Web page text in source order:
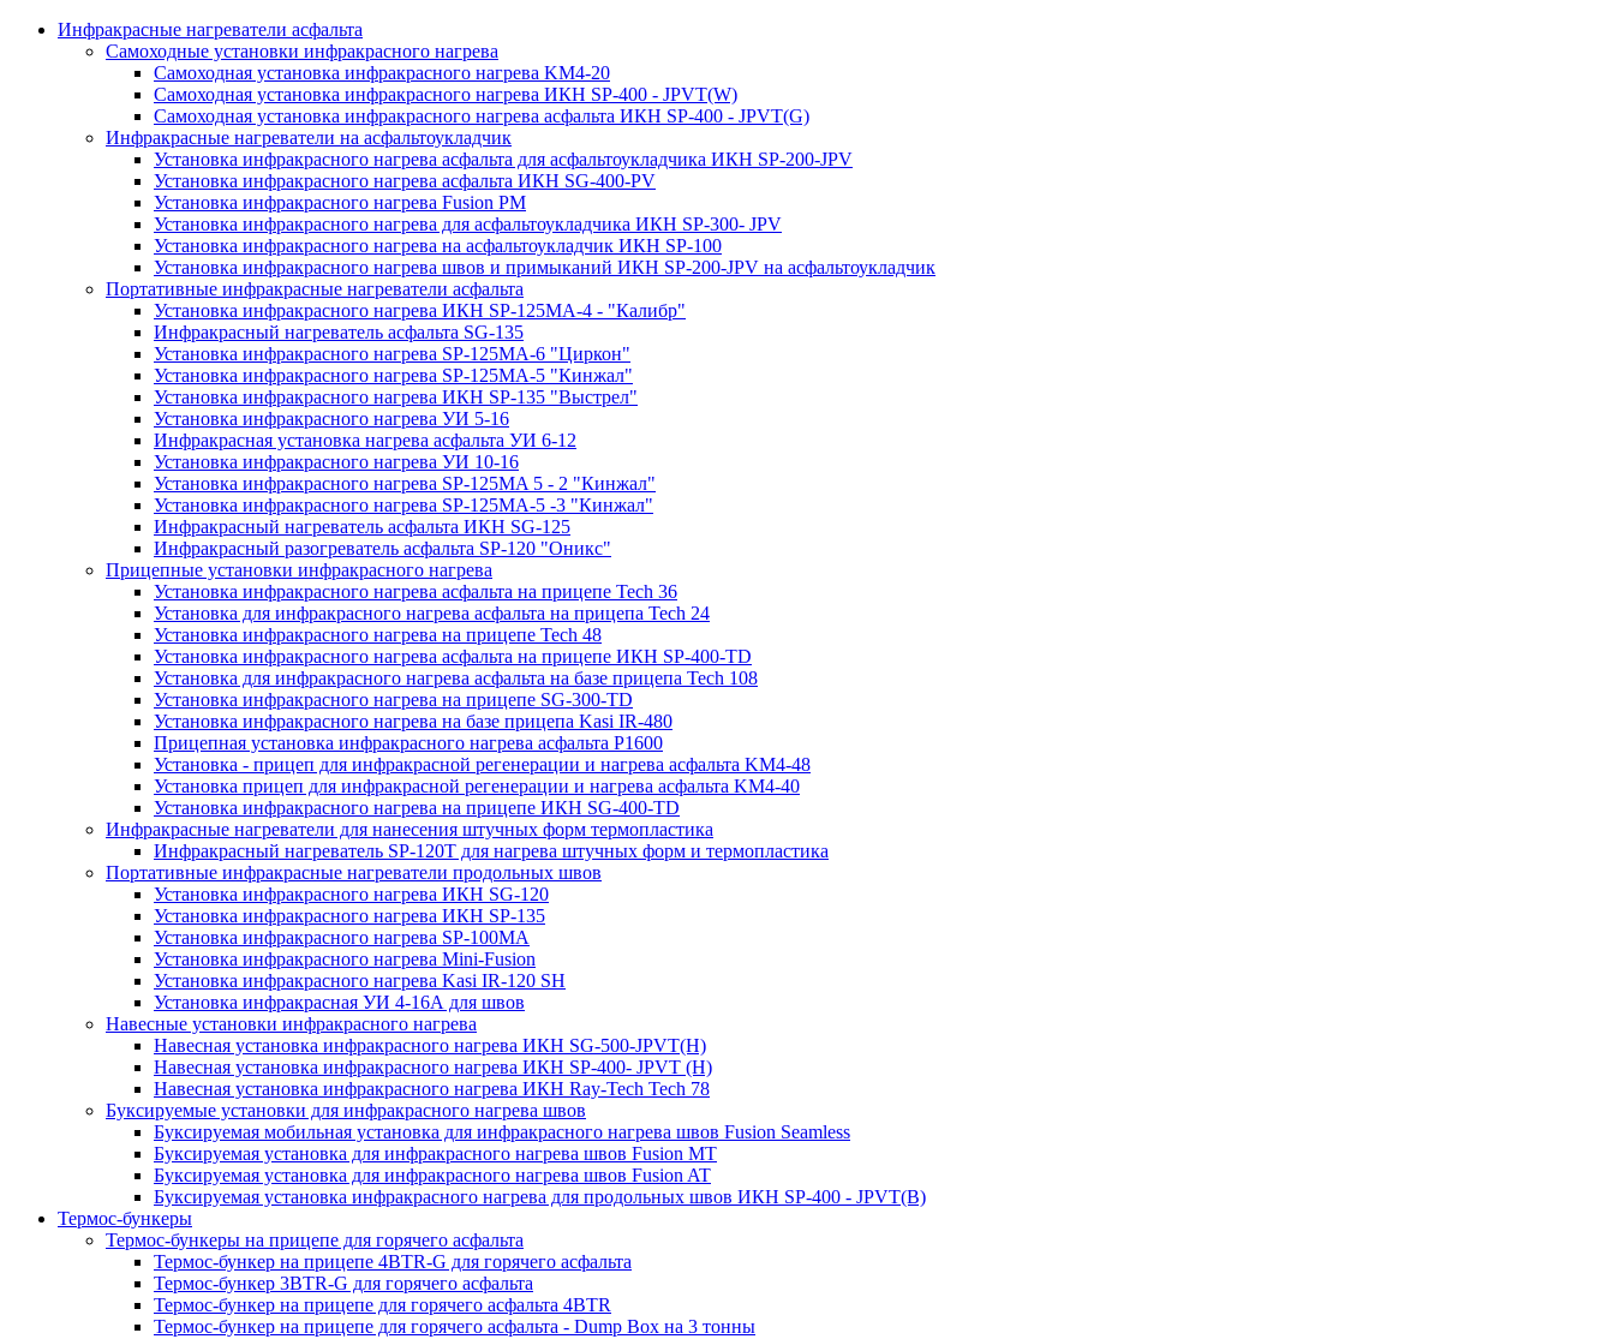
Инфракрасные нагреватели асфальта
Самоходные установки инфракрасного нагрева
Самоходная установка инфракрасного нагрева KM4-20
Самоходная установка инфракрасного нагрева ИКН SP-400 - JPVT(W)
Самоходная установка инфракрасного нагрева асфальта ИКН SP-400 - JPVT(G)
Инфракрасные нагреватели на асфальтоукладчик
Установка инфракрасного нагрева асфальта для асфальтоукладчика ИКН SP-200-JPV
Установка инфракрасного нагрева асфальта ИКН SG-400-PV
Установка инфракрасного нагрева Fusion PM
Установка инфракрасного нагрева для асфальтоукладчика ИКН SP-300- JPV
Установка инфракрасного нагрева на асфальтоукладчик ИКН SP-100
Установка инфракрасного нагрева швов и примыканий ИКН SP-200-JPV на асфальтоукладчик
Портативные инфракрасные нагреватели асфальта
Установка инфракрасного нагрева ИКН SP-125МA-4 - "Калибр"
Инфракрасный нагреватель асфальта SG-135
Установка инфракрасного нагрева SP-125МA-6 "Циркон"
Установка инфракрасного нагрева SP-125МA-5 "Кинжал"
Установка инфракрасного нагрева ИКН SP-135 "Выстрел"
Установка инфракрасного нагрева УИ 5-16
Инфракрасная установка нагрева асфальта УИ 6-12
Установка инфракрасного нагрева УИ 10-16
Установка инфракрасного нагрева SP-125МA 5 - 2 "Кинжал"
Установка инфракрасного нагрева SP-125МA-5 -3 "Кинжал"
Инфракрасный нагреватель асфальта ИКН SG-125
Инфракрасный разогреватель асфальта SP-120 "Оникс"
Прицепные установки инфракрасного нагрева
Установка инфракрасного нагрева асфальта на прицепе Tech 36
Установка для инфракрасного нагрева асфальта на прицепа Tech 24
Установка инфракрасного нагрева на прицепе Tech 48
Установка инфракрасного нагрева асфальта на прицепе ИКН SP-400-TD
Установка для инфракрасного нагрева асфальта на базе прицепа Tech 108
Установка инфракрасного нагрева на прицепе SG-300-TD
Установка инфракрасного нагрева на базе прицепа Kasi IR-480
Прицепная установка инфракрасного нагрева асфальта P1600
Установка - прицеп для инфракрасной регенерации и нагрева асфальта KM4-48
Установка прицеп для инфракрасной регенерации и нагрева асфальта KM4-40
Установка инфракрасного нагрева на прицепе ИКН SG-400-TD
Инфракрасные нагреватели для нанесения штучных форм термопластика
Инфракрасный нагреватель SP-120T для нагрева штучных форм и термопластика
Портативные инфракрасные нагреватели продольных швов
Установка инфракрасного нагрева ИКН SG-120
Установка инфракрасного нагрева ИКН SP-135
Установка инфракрасного нагрева SP-100МА
Установка инфракрасного нагрева Mini-Fusion
Установка инфракрасного нагрева Kasi IR-120 SH
Установка инфракрасная УИ 4-16А для швов
Навесные установки инфракрасного нагрева
Навесная установка инфракрасного нагрева ИКН SG-500-JPVT(H)
Навесная установка инфракрасного нагрева ИКН SP-400- JPVT (Н)
Навесная установка инфракрасного нагрева ИКН Ray-Tech Tech 78
Буксируемые установки для инфракрасного нагрева швов
Буксируемая мобильная установка для инфракрасного нагрева швов Fusion Seamless
Буксируемая установка для инфракрасного нагрева швов Fusion MT
Буксируемая установка для инфракрасного нагрева швов Fusion AT
Буксируемая установка инфракрасного нагрева для продольных швов ИКН SP-400 - JPVT(B)
Термос-бункеры
Термос-бункеры на прицепе для горячего асфальта
Термос-бункер на прицепе 4BTR-G для горячего асфальта
Термос-бункер 3BTR-G для горячего асфальта
Термос-бункер на прицепе для горячего асфальта 4BTR
Термос-бункер на прицепе для горячего асфальта - Dump Box на 3 тонны